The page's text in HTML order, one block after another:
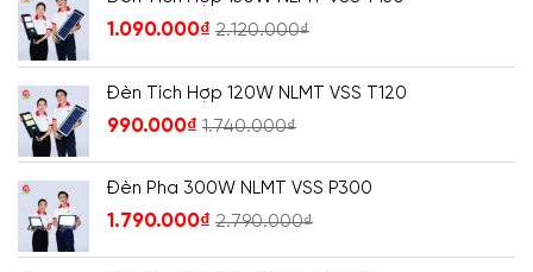
1.090.000₫ 2.120.000₫
Đèn Tích Hợp 120W NLMT VSS T120
990.000₫ 1.740.000₫
Đèn Pha 300W NLMT VSS P300
1.790.000₫ 2.790.000₫